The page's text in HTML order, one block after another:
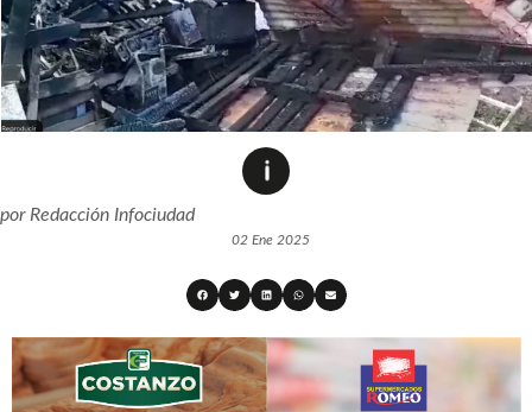
porRedacción Infociudad
02 Ene 2025